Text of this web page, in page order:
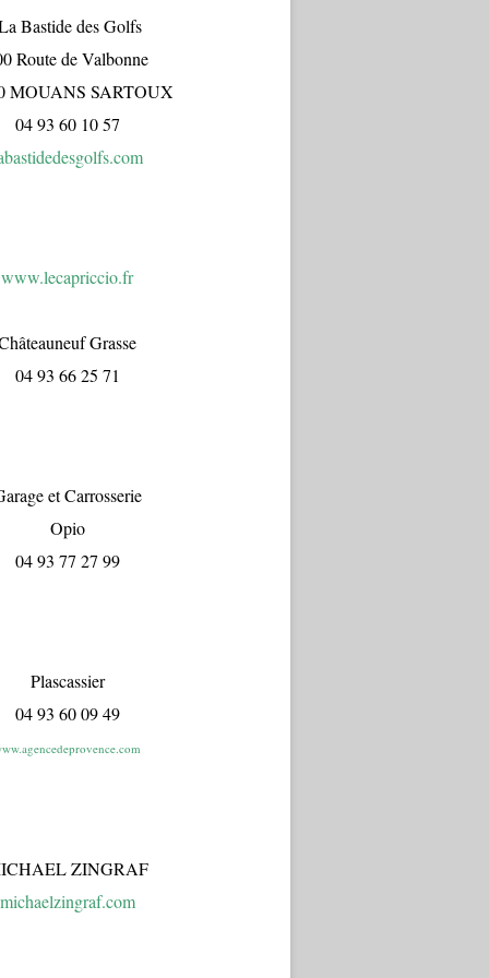
Bastide des Golfs
Route de Valbonne
MOUANS SARTOUX
04 93 60 10 57
www.lecapriccio.fr
Grasse
04 93 66 25 71
et Carrosserie
Opio
04 93 77 27 99
Plascassier
04 93 60 09 49
ZINGRAF
michaelzingraf.com